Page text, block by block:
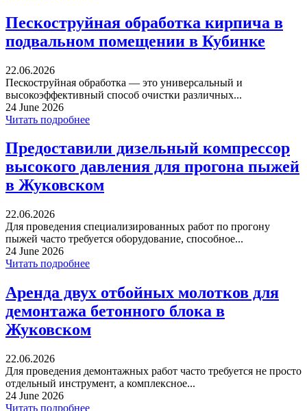
Пескоструйная обработка кирпича в
подвальном помещении в Кубинке
22.06.2026
Пескоструйная обработка — это универсальный и
высокоэффективный способ очистки различных...
24 June 2026
Читать подробнее
Предоставили дизельный компрессор
высокого давления для прогона пыжей
в Жуковском
22.06.2026
Для проведения специализированных работ по прогону
пыжей часто требуется оборудование, способное...
24 June 2026
Читать подробнее
Аренда двух отбойных молотков для
демонтажа бетонного блока в
Жуковском
22.06.2026
Для проведения демонтажных работ часто требуется не просто
отдельный инструмент, а комплексное...
24 June 2026
Читать подробнее